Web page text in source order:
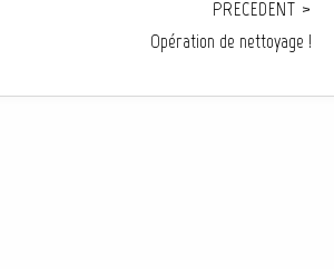
PRÉCÉDENT >
Opération de nettoyage !